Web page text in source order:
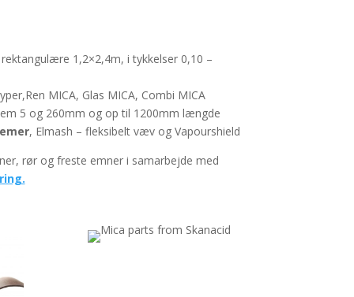
1,2×2,4m, i tykkelser 0,10 –
MICA, Glas MICA, Combi MICA
5 og 260mm og op til 1200mm længde
, Elmash – fleksibelt væv og Vapourshield
rør og freste emner i samarbejde med